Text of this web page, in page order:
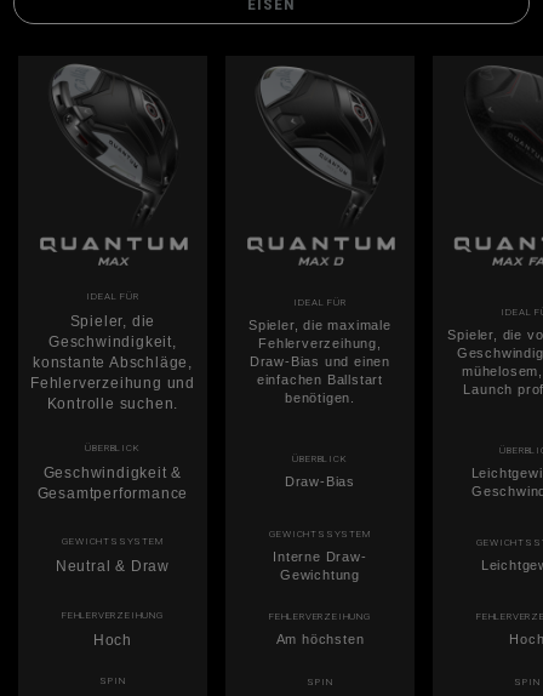
EISEN
IDEAL FÜR
Spieler, die
Geschwindigkeit,
konstante Abschläge,
Fehlerverzeihung und
Kontrolle suchen.
IDEAL FÜR
Spieler, die maximale
Fehlerverzeihung,
Draw-Bias und einen
einfachen Ballstart
benötigen.
IDEAL
Spieler, die
Launch
ÜBERBLICK
Geschwindigkeit &
Gesamtperformance
ÜBERBLICK
Draw-Bias
GEWICHTSSYSTEM
Neutral & Draw
GEWICHTSSYSTEM
Interne Draw-
Gewichtung
FEHLERVERZEIHUNG
Hoch
FEHLERVERZEIHUNG
Am höchsten
SPIN SPIN SPIN